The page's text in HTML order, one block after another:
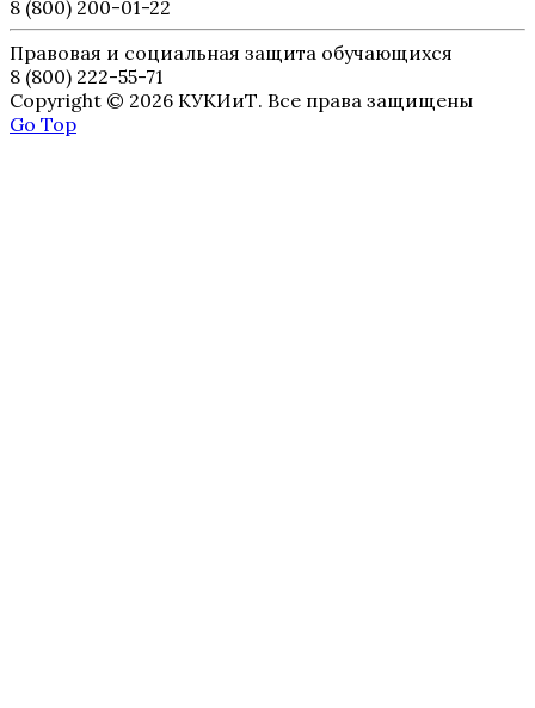
8 (800) 200-01-22
Правовая и социальная защита обучающихся
8 (800) 222-55-71
Copyright © 2026 КУКИиТ. Все права защищены
Go Top